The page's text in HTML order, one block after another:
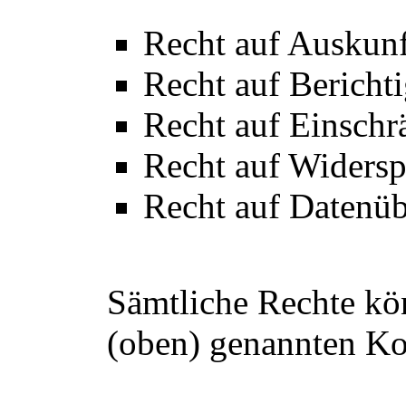
Recht auf
Recht auf
Recht auf
Recht auf
Recht auf
Sämtliche Rechte
(oben) genannten